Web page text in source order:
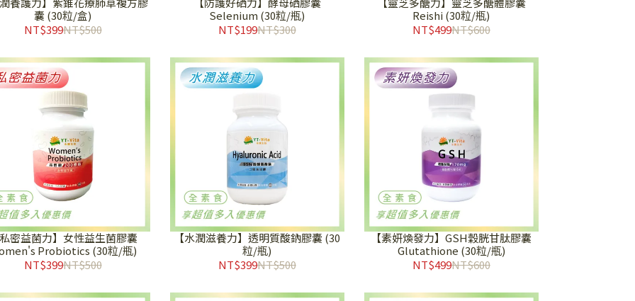
囊 (30粒/盒)
NT$399NT$500
Selenium (30粒/瓶)
NT$199NT$300
Reishi (30粒/瓶)
NT$499NT$600
密益菌力】女性益生菌膠囊
Probiotics (30粒/瓶)
NT$399NT$500
【水潤滋養力】透明質酸鈉膠囊 (30
粒/瓶)
NT$399NT$500
【素妍煥發力】GSH穀胱甘肽膠囊
Glutathione (30粒/瓶)
NT$499NT$600